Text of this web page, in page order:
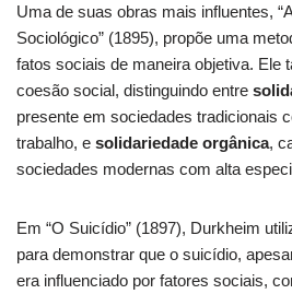
Uma de suas obras mais influentes,
Sociológico” (1895), propõe uma
fatos sociais de maneira objetiva. Ele
coesão social, distinguindo entre
presente em sociedades tradicionais
trabalho, e solidariedade orgânica,
sociedades modernas com alta
Em “O Suicídio” (1897), Durkheim
para demonstrar que o suicídio,
era influenciado por fatores sociais,